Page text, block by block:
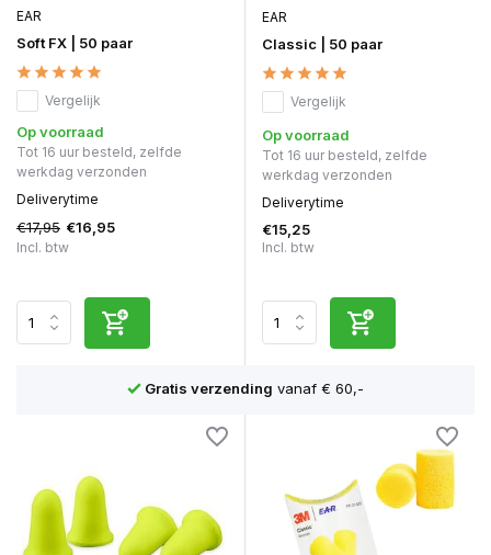
EAR
Soft FX | 50 paar
Vergelijk
Op voorraad
Tot 16 uur besteld, zelfde
werkdag verzonden
Deliverytime
€17,95 €16,95
Incl. btw
EAR
Classic | 50 paar
Vergelijk
Op voorraad
Tot 16 uur besteld, zelfde
werkdag verzonden
Deliverytime
€15,25
Incl. btw
Scherpe prijzenen achteraf betalen mogelijk